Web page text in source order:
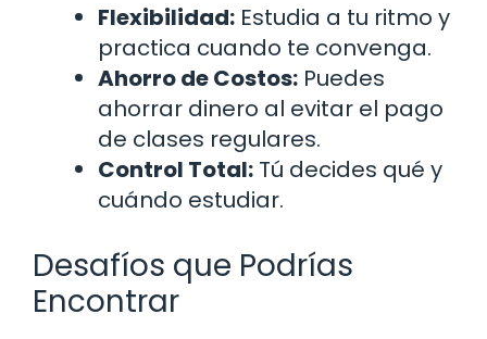
Flexibilidad: Estudia a tu ritmo y
practica cuando te convenga.
Ahorro de Costos: Puedes
ahorrar dinero al evitar el pago
de clases regulares.
Control Total: Tú decides qué y
cuándo estudiar.
Desafíos que Podrías
Encontrar